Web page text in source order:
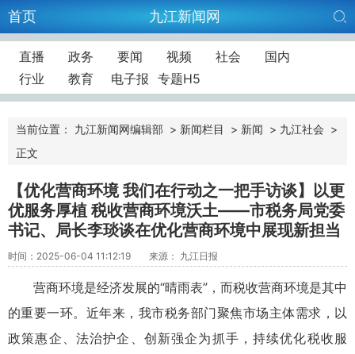
首页 九江新闻网
直播 政务 要闻 视频 社会
国内
行业
教育 电子报 专题H5
当前位置： 九江新闻网编辑部 > 新闻栏目 > 新闻 > 九江社会 >
正文
【优化营商环境 我们在行动之一把手访谈】以更
优服务厚植 税收营商环境沃土——市税务局党委
书记、局长李琰谈在优化营商环境中展现新担当
时间：2025-06-04 11:12:19 来源： 九江日报
营商环境是经济发展的“晴雨表”，而税收营商环境是其中
的重要一环。近年来，我市税务部门聚焦市场主体需求，以
政策惠企、法治护企、创新强企为抓手，持续优化税收服